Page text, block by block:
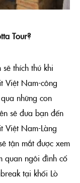
Tour?
thích thú khi
Việt Nam-công
những con
sẽ đưa bạn đến
Việt Nam-Làng
tận mắt được xem
quan ngôi đình cổ
tại khối Lò